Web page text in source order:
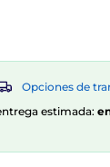
Opciones de
estimada: